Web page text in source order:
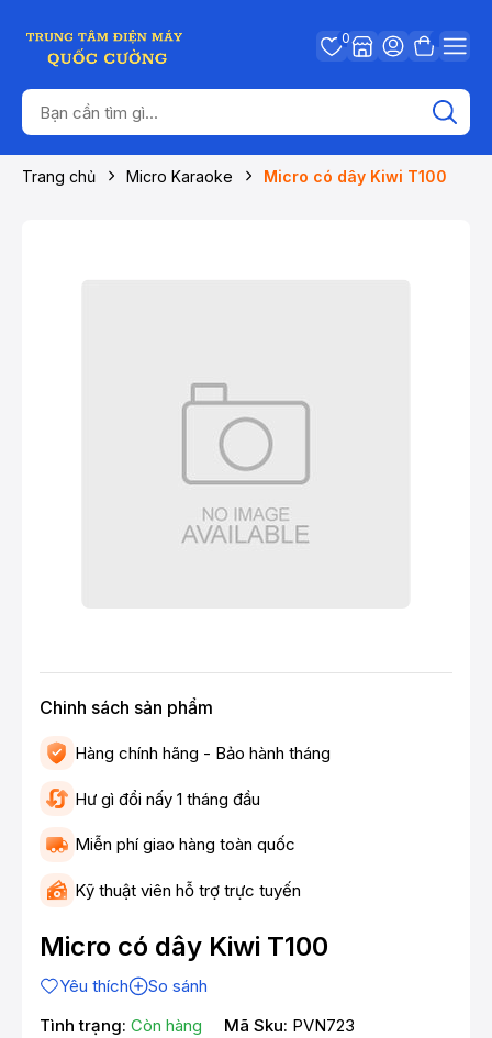
0
Trang chủ Micro Karaoke Micro có dây Kiwi T100
Chinh sách sản phẩm
Hàng chính hãng - Bảo hành tháng
Hư gì đổi nấy 1 tháng đầu
Miễn phí giao hàng toàn quốc
Kỹ thuật viên hỗ trợ trực tuyến
Micro có dây Kiwi T100
Yêu thích
So sánh
Tình trạng: Còn hàng Mã Sku: PVN723